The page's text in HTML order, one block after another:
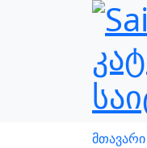
მთავარი